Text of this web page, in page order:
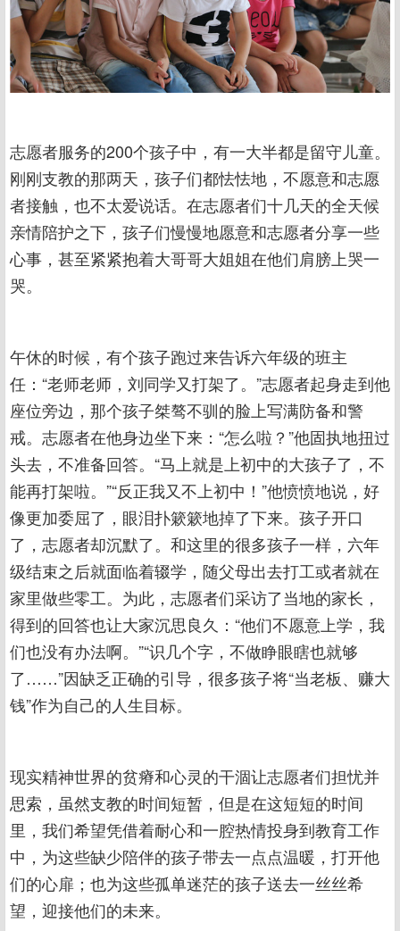
志愿者服务的200个孩子中，有一大半都是留守儿童。
刚刚支教的那两天，孩子们都怯怯地，不愿意和志愿
者接触，也不太爱说话。在志愿者们十几天的全天候
亲情陪护之下，孩子们慢慢地愿意和志愿者分享一些
心事，甚至紧紧抱着大哥哥大姐姐在他们肩膀上哭一
哭。
午休的时候，有个孩子跑过来告诉六年级的班主
任：“老师老师，刘同学又打架了。”志愿者起身走到他
座位旁边，那个孩子桀骜不驯的脸上写满防备和警
戒。志愿者在他身边坐下来：“怎么啦？”他固执地扭过
头去，不准备回答。“马上就是上初中的大孩子了，不
能再打架啦。”“反正我又不上初中！”他愤愤地说，好
像更加委屈了，眼泪扑簌簌地掉了下来。孩子开口
了，志愿者却沉默了。和这里的很多孩子一样，六年
级结束之后就面临着辍学，随父母出去打工或者就在
家里做些零工。为此，志愿者们采访了当地的家长，
得到的回答也让大家沉思良久：“他们不愿意上学，我
们也没有办法啊。”“识几个字，不做睁眼瞎也就够
了……”因缺乏正确的引导，很多孩子将“当老板、赚大
钱”作为自己的人生目标。
现实精神世界的贫瘠和心灵的干涸让志愿者们担忧并
思索，虽然支教的时间短暂，但是在这短短的时间
里，我们希望凭借着耐心和一腔热情投身到教育工作
中，为这些缺少陪伴的孩子带去一点点温暖，打开他
们的心扉；也为这些孤单迷茫的孩子送去一丝丝希
望，迎接他们的未来。